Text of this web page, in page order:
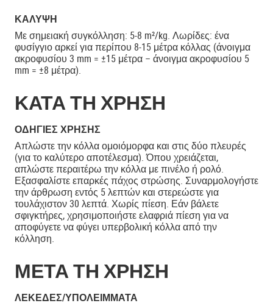
ΚΆΛΥΨΗ
Με σημειακή συγκόλληση: 5-8 m²/kg. Λωρίδες: ένα
φυσίγγιο αρκεί για περίπου 8-15 μέτρα κόλλας (άνοιγμα
ακροφυσίου 3 mm = ±15 μέτρα – άνοιγμα ακροφυσίου 5
mm = ±8 μέτρα).
ΚΑΤΑ ΤΗ ΧΡΗΣΗ
ΟΔΗΓΊΕΣ ΧΡΉΣΗΣ
Απλώστε την κόλλα ομοιόμορφα και στις δύο πλευρές
(για το καλύτερο αποτέλεσμα). Όπου χρειάζεται,
απλώστε περαιτέρω την κόλλα με πινέλο ή ρολό.
Εξασφαλίστε επαρκές πάχος στρώσης. Συναρμολογήστε
την άρθρωση εντός 5 λεπτών και στερεώστε για
τουλάχιστον 30 λεπτά. Χωρίς πίεση. Εάν βάλετε
σφιγκτήρες, χρησιμοποιήστε ελαφριά πίεση για να
αποφύγετε να φύγει υπερβολική κόλλα από την
κόλληση.
ΜΕΤΑ ΤΗ ΧΡΗΣΗ
ΛΕΚΈΔΕΣ/ΥΠΟΛΕΊΜΜΑΤΑ